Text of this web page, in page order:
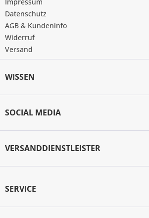
Datenschutz
AGB & Kundeninfo
Widerruf
Versand
WISSEN
SOCIAL MEDIA
VERSANDDIENSTLEISTER
SERVICE